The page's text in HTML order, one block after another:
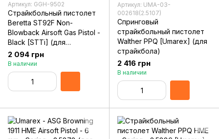
Артикул: GGH-9502
Страйкбольный пистолет
Beretta ST92F Non-
Blowback Airsoft Gas Pistol -
Black [STTi] (для
страйкбола)
2 094 грн
В наличии
Артикул: UMA-03-
002618(2.5107)
Спринговый
страйкбольный пистолет
Walther PPQ [Umarex] (для
страйкбола)
2 416 грн
В наличии